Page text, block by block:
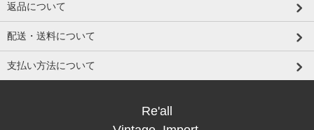
返品について
配送・送料について
支払い方法について
Re'all